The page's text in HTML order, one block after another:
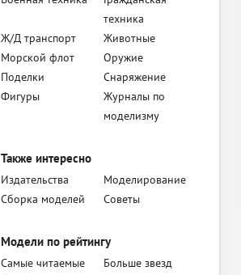
техника
Ж/Д транспорт
Животные
Морской флот
Оружие
Поделки
Снаряжение
Фигуры
Журналы по
моделизму
Также интересно
Издательства
Моделирование
Сборка моделей
Советы
Модели по рейтингу
Самые читаемые
Больше звезд